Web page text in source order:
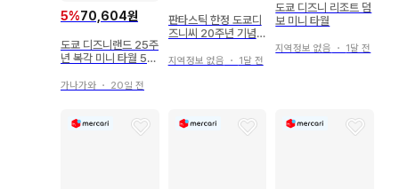
5%70,604원
도쿄 디즈니랜드 25주
년 복각 미니 타월 5장
가나가와 ・ 20일 전
판타스틱 한정 도쿄디
즈니씨 20주년 기념
순은
지역정보 없음 ・ 1달 전
도쿄 디즈니 리조트 덤
보 미니 타월
지역정보 없음 ・ 1달 전